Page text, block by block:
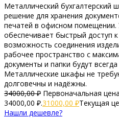
Металлический бухгалтерский
решение для хранения
печатей в офисном помещении.
обеспечивает быстрый доступ
возможность соединения
рабочее пространство с
документы и папки будут
Металлические шкафы не
долговечны и надёжны.
34000,00₽ Первоначальная
34000,00 ₽.31000,00 ₽Текущая
Нашли дешевле?